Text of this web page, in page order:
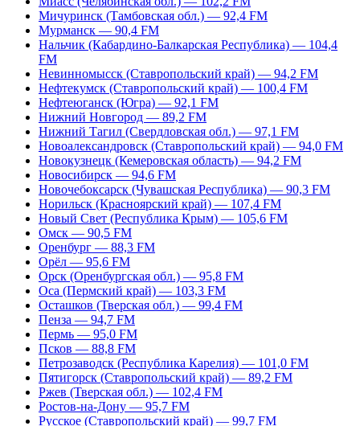
Мичуринск (Тамбовская обл.) — 92,4 FM
Мурманск — 90,4 FM
Нальчик (Кабардино-Балкарская Республика) — 104,4
FM
Невинномысск (Ставропольский край) — 94,2 FM
Нефтекумск (Ставропольский край) — 100,4 FM
Нефтеюганск (Югра) — 92,1 FM
Нижний Новгород — 89,2 FM
Нижний Тагил (Свердловская обл.) — 97,1 FM
Новоалександровск (Ставропольский край) — 94,0 FM
Новокузнецк (Кемеровская область) — 94,2 FM
Новосибирск — 94,6 FM
Новочебоксарск (Чувашская Республика) — 90,3 FM
Норильск (Красноярский край) — 107,4 FM
Новый Свет (Республика Крым) — 105,6 FM
Омск — 90,5 FM
Оренбург — 88,3 FM
Орёл — 95,6 FM
Орск (Оренбургская обл.) — 95,8 FM
Оса (Пермский край) — 103,3 FM
Осташков (Тверская обл.) — 99,4 FM
Пенза — 94,7 FM
Пермь — 95,0 FM
Псков — 88,8 FM
Петрозаводск (Республика Карелия) — 101,0 FM
Пятигорск (Ставропольский край) — 89,2 FM
Ржев (Тверская обл.) — 102,4 FM
Ростов-на-Дону — 95,7 FM
Русское (Ставропольский край) — 99,7 FM